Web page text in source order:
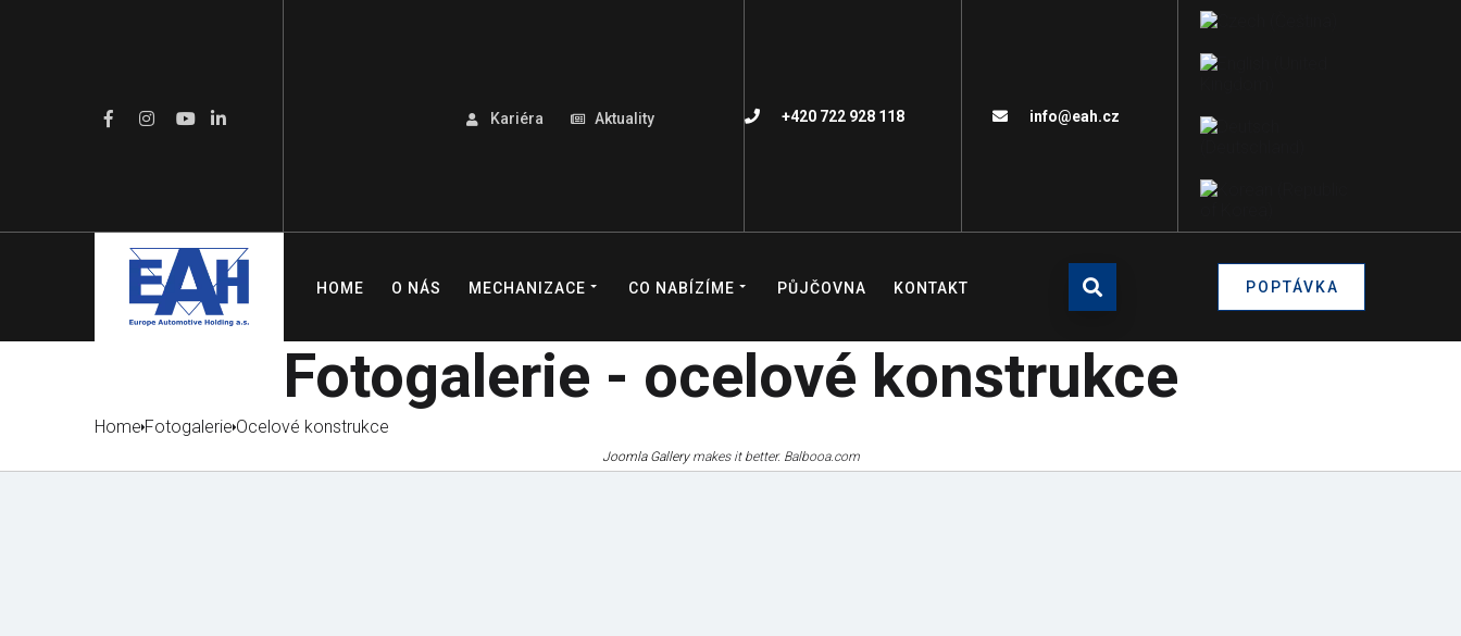
Kariéra Aktuality +420 722 928 118 info@eah.cz
HOME O NÁS MECHANIZACE CO NABÍZÍME PŮJČOVNA KONTAKT POPTÁVKA
Fotogalerie - ocelové konstrukce
Home Fotogalerie Ocelové konstrukce
Joomla Gallerymakes it better. Balbooa.com